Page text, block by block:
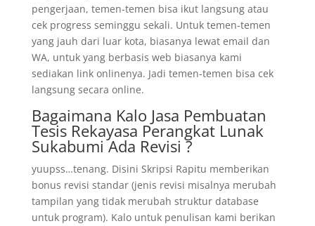
pengerjaan, temen-temen bisa ikut langsung atau
cek progress seminggu sekali. Untuk temen-temen
yang jauh dari luar kota, biasanya lewat email dan
WA, untuk yang berbasis web biasanya kami
sediakan link onlinenya. Jadi temen-temen bisa cek
langsung secara online.
Bagaimana Kalo Jasa Pembuatan
Tesis Rekayasa Perangkat Lunak
Sukabumi Ada Revisi ?
yuupss…tenang. Disini Skripsi Rapitu memberikan
bonus revisi standar (jenis revisi misalnya merubah
tampilan yang tidak merubah struktur database
untuk program). Kalo untuk penulisan kami berikan